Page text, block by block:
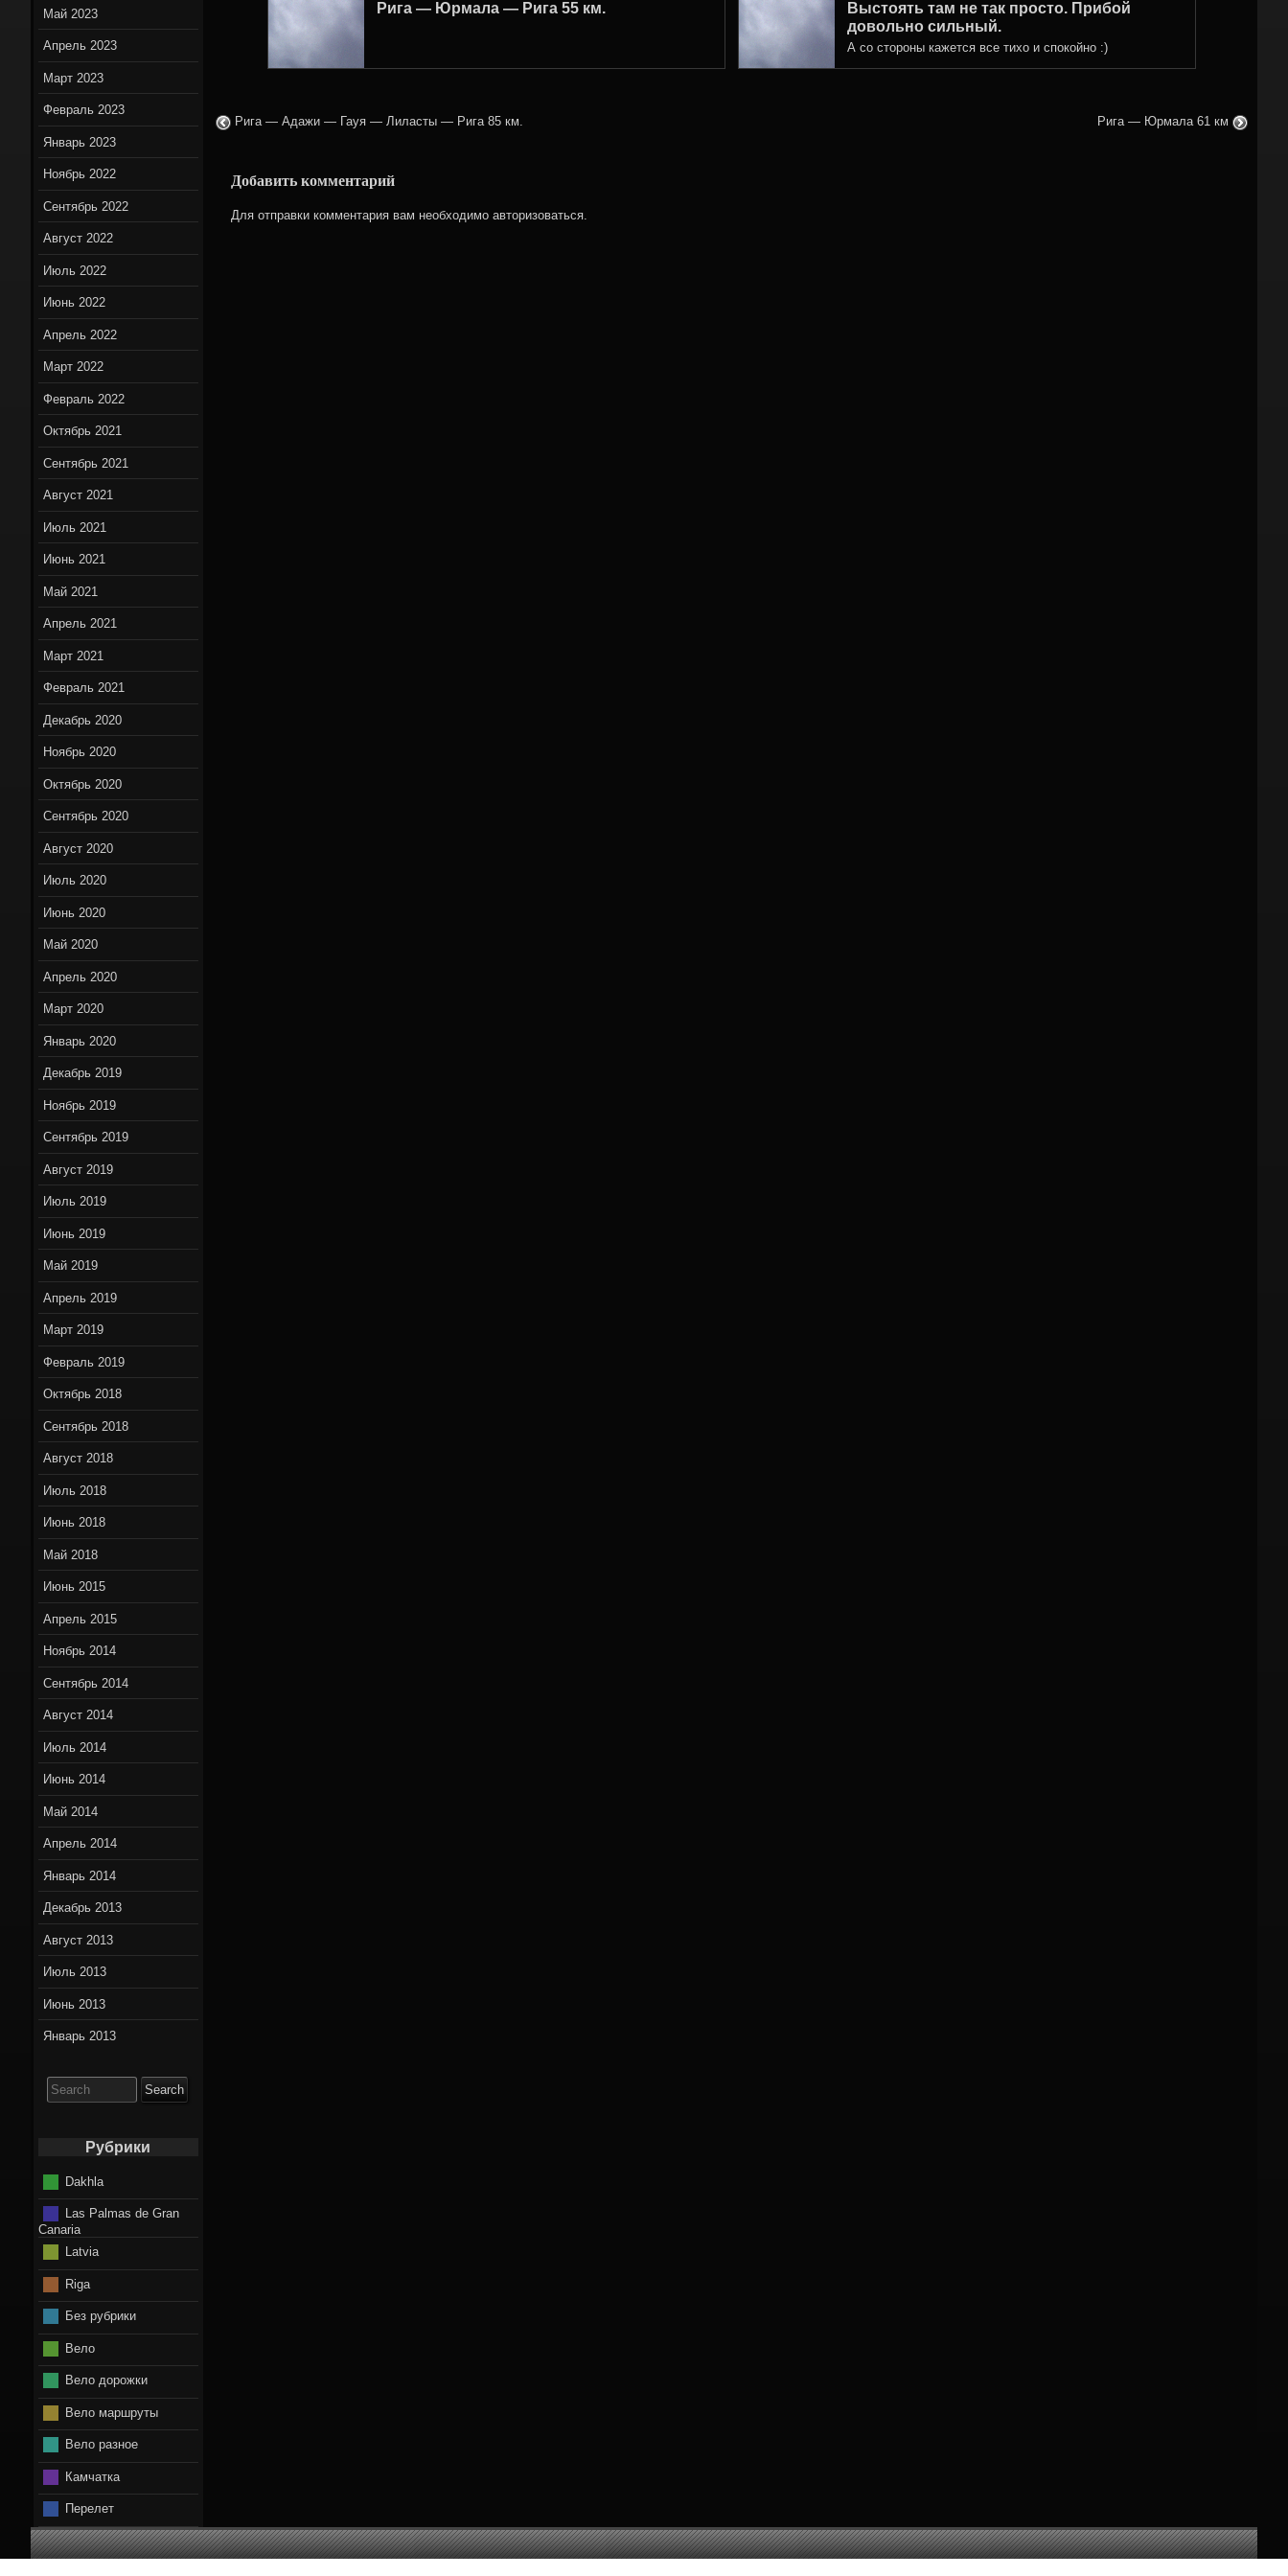
Рига — Юрмала — Рига 55 км.
Выстоять там не так просто. Прибой
довольно сильный.
А со стороны кажется все тихо и спокойно :)
Рига — Адажи — Гауя — Лиласты — Рига 85 км. Рига — Юрмала 61 км
Добавить комментарий
Для отправки комментария вам необходимо авторизоваться.
Май 2023
Апрель 2023
Март 2023
Февраль 2023
Январь 2023
Ноябрь 2022
Сентябрь 2022
Август 2022
Июль 2022
Июнь 2022
Апрель 2022
Март 2022
Февраль 2022
Октябрь 2021
Сентябрь 2021
Август 2021
Июль 2021
Июнь 2021
Май 2021
Апрель 2021
Март 2021
Февраль 2021
Декабрь 2020
Ноябрь 2020
Октябрь 2020
Сентябрь 2020
Август 2020
Июль 2020
Июнь 2020
Май 2020
Апрель 2020
Март 2020
Январь 2020
Декабрь 2019
Ноябрь 2019
Сентябрь 2019
Август 2019
Июль 2019
Июнь 2019
Май 2019
Апрель 2019
Март 2019
Февраль 2019
Октябрь 2018
Сентябрь 2018
Август 2018
Июль 2018
Июнь 2018
Май 2018
Июнь 2015
Апрель 2015
Ноябрь 2014
Сентябрь 2014
Август 2014
Июль 2014
Июнь 2014
Май 2014
Апрель 2014
Январь 2014
Декабрь 2013
Август 2013
Июль 2013
Июнь 2013
Январь 2013
for:
Рубрики
Dakhla
Las Palmas de Gran
Canaria
Latvia
Riga
Без рубрики
Вело
Вело дорожки
Вело маршруты
Вело разное
Камчатка
Перелет